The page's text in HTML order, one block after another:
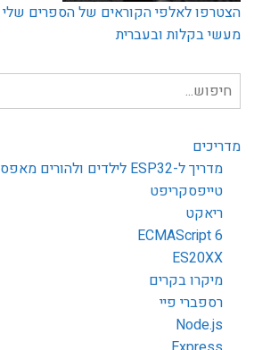
הצטרפו לאלפי הקוראים של הספרים
מעשי בקלות ובעברית
חיפוש
עבור:
מדריכים
מדריך ל-ESP32 לילדים ולהורים מאפס
טייפסקריפט
ריאקט
ECMAScript 6
ES20XX
מיקרו בקרים
רספברי פיי
Node.js